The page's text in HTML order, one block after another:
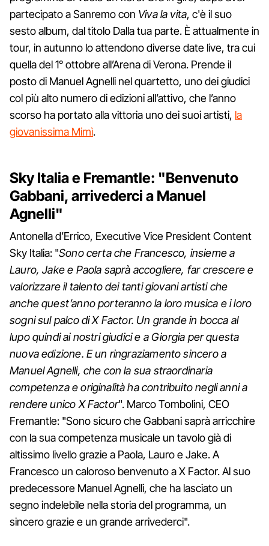
partecipato a Sanremo con Viva la vita, c'è il suo
sesto album, dal titolo Dalla tua parte. È attualmente in
tour, in autunno lo attendono diverse date live, tra cui
quella del 1° ottobre all’Arena di Verona. Prende il
posto di Manuel Agnelli nel quartetto, uno dei giudici
col più alto numero di edizioni all’attivo, che l’anno
scorso ha portato alla vittoria uno dei suoi artisti, la
giovanissima Mimì.
Sky Italia e Fremantle: "Benvenuto
Gabbani, arrivederci a Manuel
Agnelli"
Antonella d’Errico, Executive Vice President Content
Sky Italia: "Sono certa che Francesco, insieme a
Lauro, Jake e Paola saprà accogliere, far crescere e
valorizzare il talento dei tanti giovani artisti che
anche quest’anno porteranno la loro musica e i loro
sogni sul palco di X Factor. Un grande in bocca al
lupo quindi ai nostri giudici e a Giorgia per questa
nuova edizione. E un ringraziamento sincero a
Manuel Agnelli, che con la sua straordinaria
competenza e originalità ha contribuito negli anni a
rendere unico X Factor". Marco Tombolini, CEO
Fremantle: "Sono sicuro che Gabbani saprà arricchire
con la sua competenza musicale un tavolo già di
altissimo livello grazie a Paola, Lauro e Jake. A
Francesco un caloroso benvenuto a X Factor. Al suo
predecessore Manuel Agnelli, che ha lasciato un
segno indelebile nella storia del programma, un
sincero grazie e un grande arrivederci".